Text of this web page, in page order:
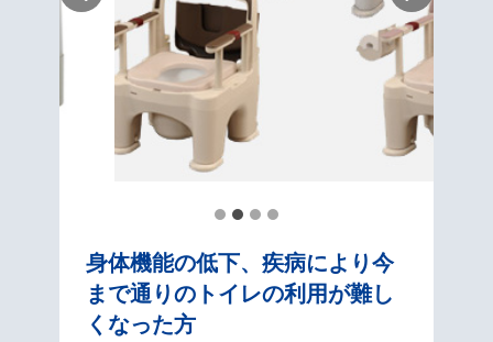
身体機能の低下、疾病により今
まで通りのトイレの利用が難し
くなった方